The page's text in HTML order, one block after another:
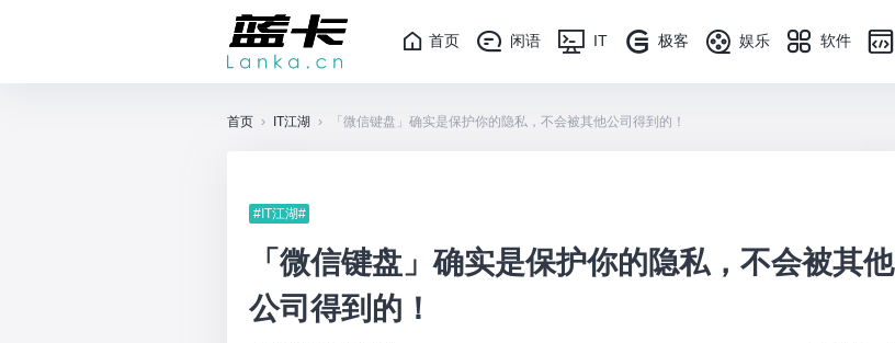
首页 闲语 IT 极客 娱乐 软件
首页 › IT江湖 › 「微信键盘」确实是保护你的隐私，不会被其他公司得到的！
#IT江湖#
「微信键盘」确实是保护你的隐私，不会被其他
公司得到的！